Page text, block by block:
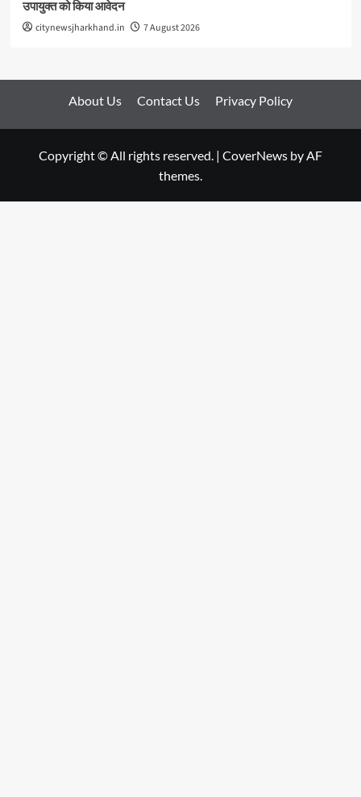
उपायुक्त को किया आवेदन
citynewsjharkhand.in 7 August 2026
About Us Contact Us Privacy Policy
Copyright © All rights reserved. | CoverNews by AF
themes.